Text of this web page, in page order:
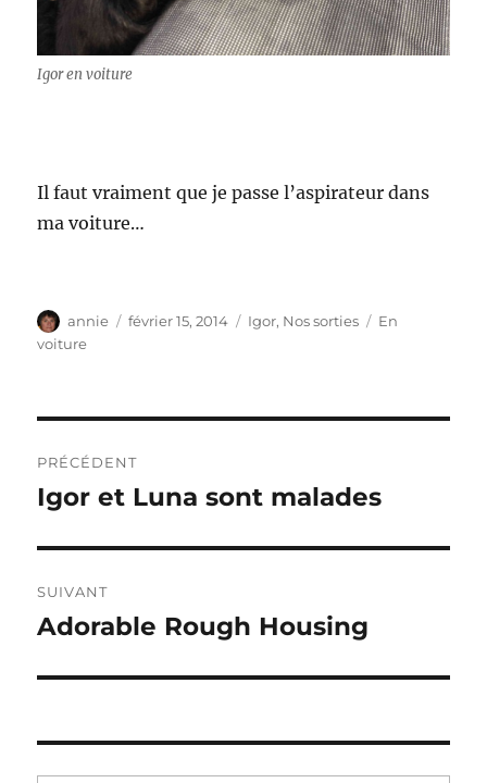
Igor en voiture
Il faut vraiment que je passe l’aspirateur dans
ma voiture…
Auteur
annie
Publié
février 15, 2014 Catégories
Igor, Nos sorties Étiquettes
En
voiture
de
PRÉCÉDENT
Publication
Igor et Luna sont malades
SUIVANT
Publication
Adorable Rough Housing